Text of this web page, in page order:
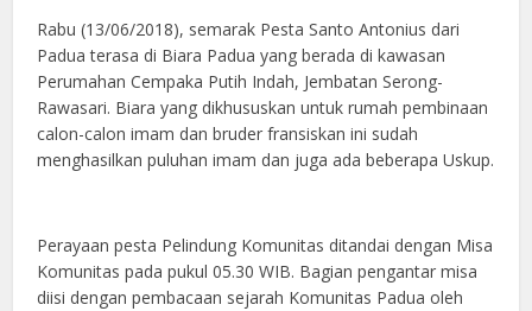
Rabu (13/06/2018), semarak Pesta Santo Antonius dari
Padua terasa di Biara Padua yang berada di kawasan
Perumahan Cempaka Putih Indah, Jembatan Serong-
Rawasari. Biara yang dikhususkan untuk rumah pembinaan
calon-calon imam dan bruder fransiskan ini sudah
menghasilkan puluhan imam dan juga ada beberapa Uskup.
Perayaan pesta Pelindung Komunitas ditandai dengan Misa
Komunitas pada pukul 05.30 WIB. Bagian pengantar misa
diisi dengan pembacaan sejarah Komunitas Padua oleh